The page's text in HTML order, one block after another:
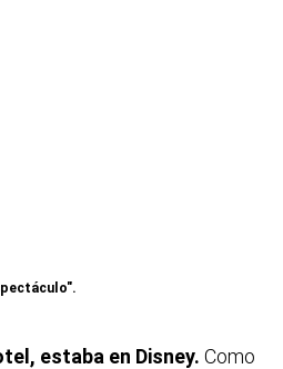
estaba en Disney. Como